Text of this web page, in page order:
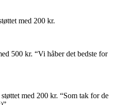
med 200 kr.
500 kr. “Vi håber det bedste for
med 200 kr. “Som tak for de